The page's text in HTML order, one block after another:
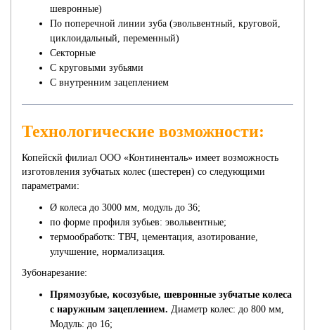
шевронные)
По поперечной линии зуба (эвольвентный, круговой,
циклоидальный, переменный)
Секторные
С круговыми зубьями
С внутренним зацеплением
Технологические возможности:
Копейскй филиал ООО «Континенталь» имеет возможность
изготовления зубчатых колес (шестерен) со следующими
параметрами:
Ø колеса до 3000 мм, модуль до 36;
по форме профиля зубьев: эвольвентные;
термообработк: ТВЧ, цементация, азотирование,
улучшение, нормализация.
Зубонарезание:
Прямозубые, косозубые, шевронные зубчатые колеса
с наружным зацеплением. Диаметр колес: до 800 мм,
Модуль: до 16;